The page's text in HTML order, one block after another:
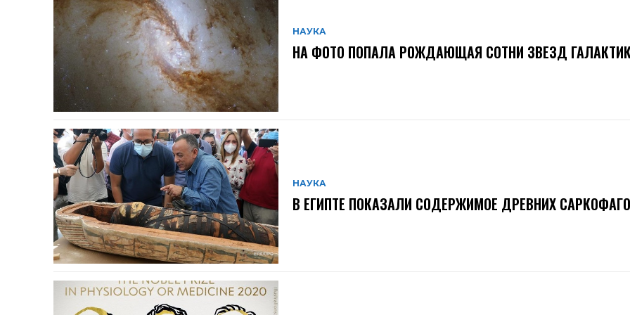
НАУКА
НА ФОТО ПОПАЛА РОЖДАЮЩАЯ СОТНИ ЗВЕЗД
НАУКА
В ЕГИПТЕ ПОКАЗАЛИ СОДЕРЖИМОЕ ДРЕВНИХ